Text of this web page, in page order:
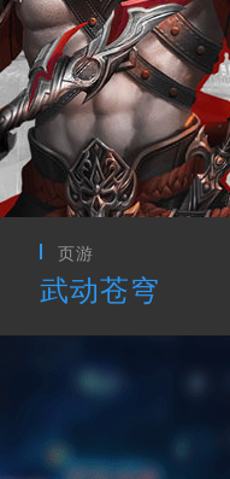
CG动画
最终幻想